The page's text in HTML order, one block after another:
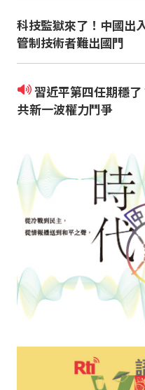
科技監獄來了！中國出
管制技術者難出國門
習近平第四任期穩了？從五中全會解析中
共新一波權力鬥爭